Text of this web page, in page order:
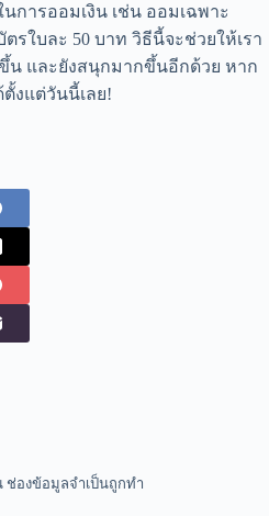
การออมเงิน เช่น ออมเฉพาะ
รใบละ 50 บาท วิธีนี้จะช่วยให้เรา
น และยังสนุกมากขึ้นอีกด้วย หาก
งแต่วันนี้เลย!
ช่องข้อมูลจำเป็นถูกทำ